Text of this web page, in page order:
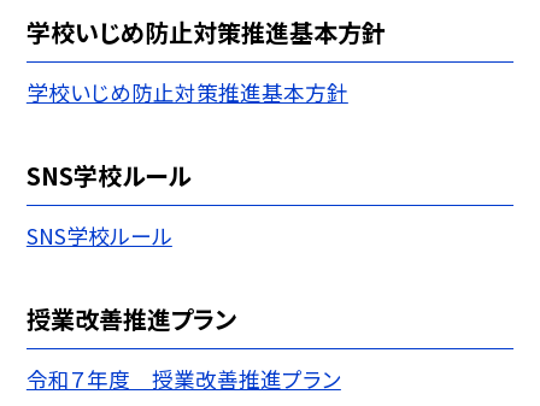
学校いじめ防止対策推進基本方針
学校いじめ防止対策推進基本方針
SNS学校ルール
SNS学校ルール
授業改善推進プラン
令和７年度 授業改善推進プラン